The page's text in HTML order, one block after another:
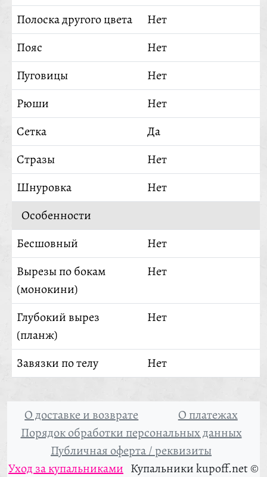
Полоска другого цвета
Нет
Пояс
Нет
Пуговицы
Нет
Рюши
Нет
Сетка
Да
Стразы
Нет
Шнуровка
Нет
Особенности
Бесшовный
Нет
Вырезы по бокам
(монокини)
Нет
Глубокий вырез
(планж)
Нет
Завязки по телу Нет
О доставке и возврате
О платежах
Порядок обработки персональных данных
Публичная оферта / реквизиты
Уход за купальниками Купальники kupoff.net ©